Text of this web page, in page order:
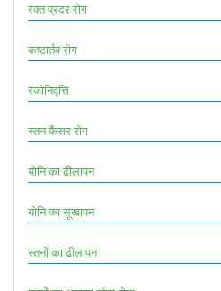
रक्त प्रदर रोग
कष्टार्तव रोग
रजोनिवृत्ति
स्तन कैंसर रोग
योनि का ढीलापन
योनि का सूखापन
स्तनों का ढीलापन